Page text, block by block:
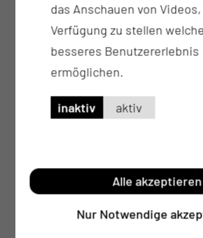
Zytomorphologie,
Laboratoriumsmedizin)
Teilnahme an
Teilnahme an Fortbildungen,
Tumorkonferenzen,
Fallbesprechungen etc.
das Anschauen von
Verfügung zu stellen
besseres Benutzererlebnis
ermöglichen.
inaktiv aktiv
Alle akzeptieren
Nur Notwendige